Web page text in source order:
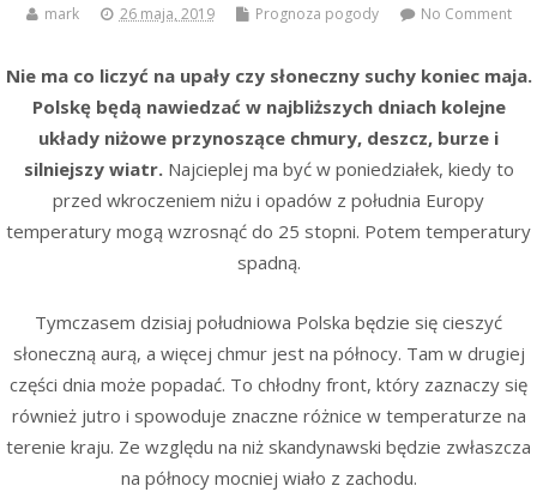
mark 26 maja, 2019 Prognoza pogody No Comment
Nie ma co liczyć na upały czy słoneczny suchy koniec maja.
Polskę będą nawiedzać w najbliższych dniach kolejne
układy niżowe przynoszące chmury, deszcz, burze i
silniejszy wiatr. Najcieplej ma być w poniedziałek, kiedy to
przed wkroczeniem niżu i opadów z południa Europy
temperatury mogą wzrosnąć do 25 stopni. Potem temperatury
spadną.
Tymczasem dzisiaj południowa Polska będzie się cieszyć
słoneczną aurą, a więcej chmur jest na północy. Tam w drugiej
części dnia może popadać. To chłodny front, który zaznaczy się
również jutro i spowoduje znaczne różnice w temperaturze na
terenie kraju. Ze względu na niż skandynawski będzie zwłaszcza
na północy mocniej wiało z zachodu.